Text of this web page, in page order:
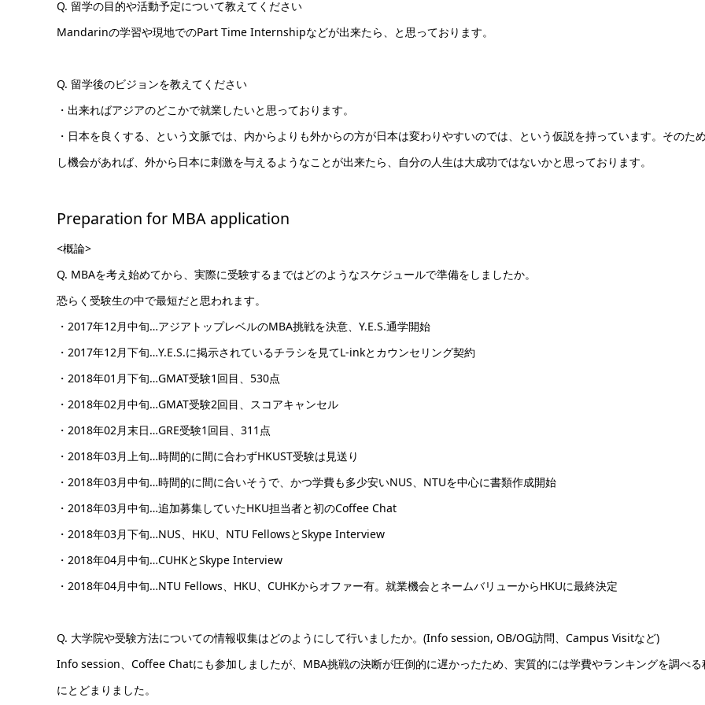
Q. 留学の目的や活動予定について教えてください
Mandarinの学習や現地でのPart Time Internshipなどが出来たら、と思っております。
Q. 留学後のビジョンを教えてください
・出来ればアジアのどこかで就業したいと思っております。
・日本を良くする、という文脈では、内からよりも外からの方が日本は変わりやすいのでは、という仮説を持っています。そのた
し機会があれば、外から日本に刺激を与えるようなことが出来たら、自分の人生は大成功ではないかと思っております。
Preparation for MBA application
<概論>
Q. MBAを考え始めてから、実際に受験するまではどのようなスケジュールで準備をしましたか。
恐らく受験生の中で最短だと思われます。
・2017年12月中旬…アジアトップレベルのMBA挑戦を決意、Y.E.S.通学開始
・2017年12月下旬…Y.E.S.に掲示されているチラシを見てL-inkとカウンセリング契約
・2018年01月下旬…GMAT受験1回目、530点
・2018年02月中旬…GMAT受験2回目、スコアキャンセル
・2018年02月末日…GRE受験1回目、311点
・2018年03月上旬…時間的に間に合わずHKUST受験は見送り
・2018年03月中旬…時間的に間に合いそうで、かつ学費も多少安いNUS、NTUを中心に書類作成開始
・2018年03月中旬…追加募集していたHKU担当者と初のCoffee Chat
・2018年03月下旬…NUS、HKU、NTU FellowsとSkype Interview
・2018年04月中旬…CUHKとSkype Interview
・2018年04月中旬…NTU Fellows、HKU、CUHKからオファー有。就業機会とネームバリューからHKUに最終決定
Q. 大学院や受験方法についての情報収集はどのようにして行いましたか。(Info session, OB/OG訪問、Campus Visitなど)
Info session、Coffee Chatにも参加しましたが、MBA挑戦の決断が圧倒的に遅かったため、実質的には学費やランキングを調べる
にとどまりました。